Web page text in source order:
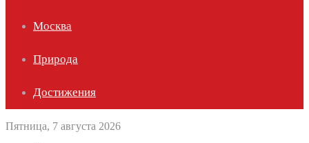
Москва
Природа
Достижения
Пятница, 7 августа 2026